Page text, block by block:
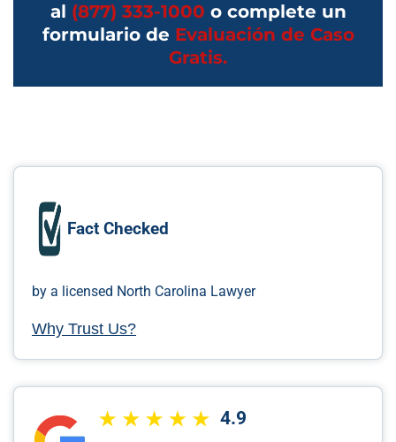
al (877) 333-1000 o complete un
formulario de Evaluación de Caso
Gratis.
Fact Checked
by a licensed North Carolina Lawyer
Why Trust Us?
4.9